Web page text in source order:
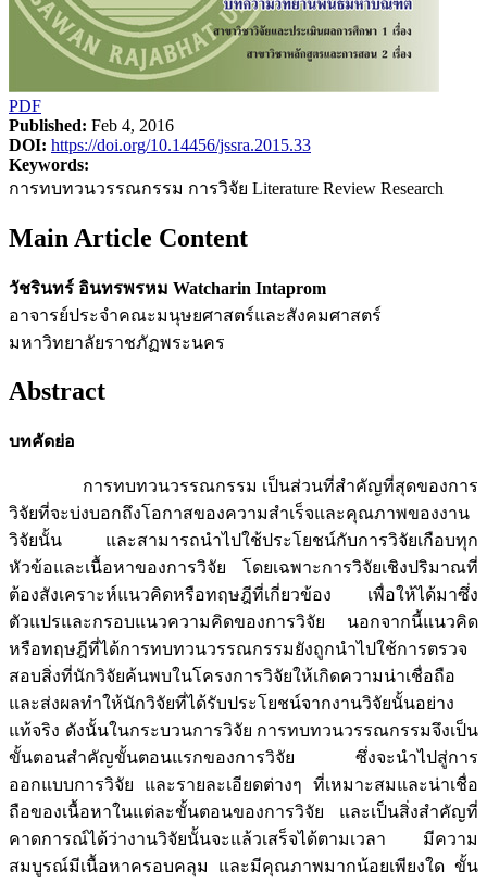
PDF
Published: Feb 4, 2016
DOI: https://doi.org/10.14456/jssra.2015.33
Keywords:
การทบทวนวรรณกรรม การวิจัย Literature Review Research
Main Article Content
วัชรินทร์ อินทรพรหม Watcharin Intaprom
อาจารย์ประจำคณะมนุษยศาสตร์และสังคมศาสตร์
มหาวิทยาลัยราชภัฏพระนคร
Abstract
บทคัดย่อ
การทบทวนวรรณกรรม เป็นส่วนที่สำคัญที่สุดของการ
วิจัยที่จะบ่งบอกถึงโอกาสของความสำเร็จและคุณภาพของงาน
วิจัยนั้น และสามารถนำไปใช้ประโยชน์กับการวิจัยเกือบทุก
หัวข้อและเนื้อหาของการวิจัย โดยเฉพาะการวิจัยเชิงปริมาณที่
ต้องสังเคราะห์แนวคิดหรือทฤษฎีที่เกี่ยวข้อง เพื่อให้ได้มาซึ่ง
ตัวแปรและกรอบแนวความคิดของการวิจัย นอกจากนี้แนวคิด
หรือทฤษฎีที่ได้การทบทวนวรรณกรรมยังถูกนำไปใช้การตรวจ
สอบสิ่งที่นักวิจัยค้นพบในโครงการวิจัยให้เกิดความน่าเชื่อถือ
และส่งผลทำให้นักวิจัยที่ได้รับประโยชน์จากงานวิจัยนั้นอย่าง
แท้จริง ดังนั้นในกระบวนการวิจัย การทบทวนวรรณกรรมจึงเป็น
ขั้นตอนสำคัญขั้นตอนแรกของการวิจัย ซึ่งจะนำไปสู่การ
ออกแบบการวิจัย และรายละเอียดต่างๆ ที่เหมาะสมและน่าเชื่อ
ถือของเนื้อหาในแต่ละขั้นตอนของการวิจัย และเป็นสิ่งสำคัญที่
คาดการณ์ได้ว่างานวิจัยนั้นจะแล้วเสร็จได้ตามเวลา มีความ
สมบูรณ์มีเนื้อหาครอบคลุม และมีคุณภาพมากน้อยเพียงใด ขั้น